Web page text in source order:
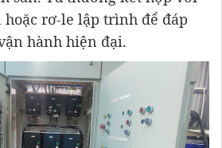
hoặc rơ-le lập trình để đáp
hành hiện đại.